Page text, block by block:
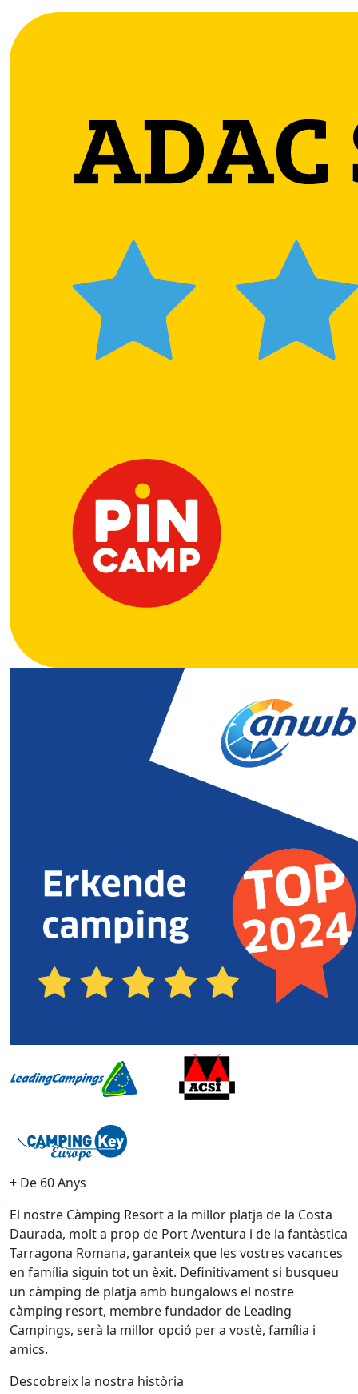
+ De 60 Anys
El nostre Càmping Resort a la millor platja de la Costa
Daurada, molt a prop de Port Aventura i de la fantàstica
Tarragona Romana, garanteix que les vostres vacances
en família siguin tot un èxit. Definitivament si busqueu
un càmping de platja amb bungalows el nostre
càmping resort, membre fundador de Leading
Campings, serà la millor opció per a vostè, família i
amics.
Descobreix la nostra història